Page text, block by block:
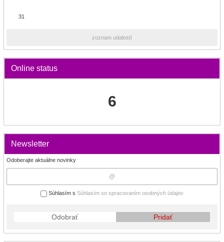
31
zoznam udalostí
Online status
6
Newsletter
Odoberajte aktuálne novinky
Súhlasím s Súhlasím so spracovaním osobných údajov
Odobrať Pridať